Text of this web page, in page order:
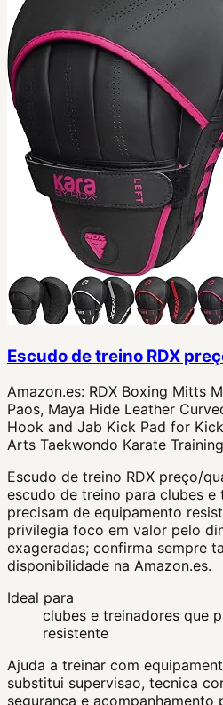
Escudo de treino RDX
Amazon.es: RDX Boxing Mitts
Paos, Maya Hide Leather
Hook and Jab Kick Pad for
Arts Taekwondo Karate Training
Escudo de treino RDX preço/
escudo de treino para clubes e
precisam de equipamento
privilegia foco em valor pelo
exageradas; confirma sempre
disponibilidade na Amazon.es.
Ideal para
clubes e treinadores que
resistente
Ajuda a treinar com
substitui supervisao, tecnica
seguranca e acompanhamento